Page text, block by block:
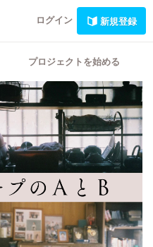
ログイン 新規登録
プロジェクトを始める